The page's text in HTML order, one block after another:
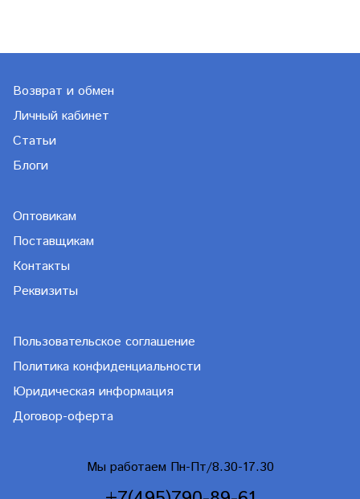
Возврат и обмен
Личный кабинет
Статьи
Блоги
Оптовикам
Поставщикам
Контакты
Реквизиты
Пользовательское соглашение
Политика конфиденциальности
Юридическая информация
Договор-оферта
Мы работаем Пн-Пт/8.30-17.30